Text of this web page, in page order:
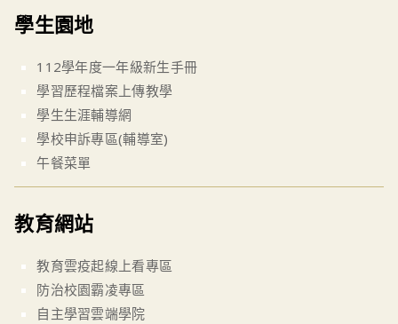
學生園地
112學年度一年級新生手冊
學習歷程檔案上傳教學
學生生涯輔導網
學校申訴專區(輔導室)
午餐菜單
教育網站
教育雲疫起線上看專區
防治校園霸凌專區
自主學習雲端學院